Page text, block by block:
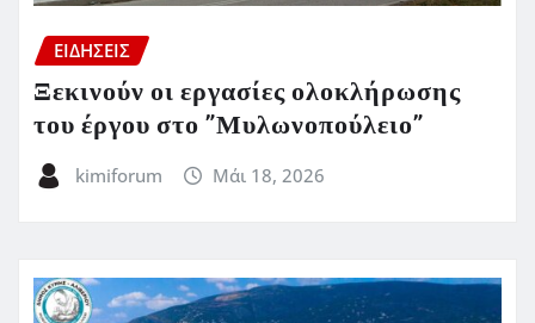
ΕΙΔΗΣΕΙΣ
Ξεκινούν οι εργασίες ολοκλήρωσης
του έργου στο ”Μυλωνοπούλειο”
kimiforum Μάι 18, 2026